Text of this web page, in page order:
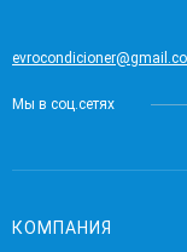
Мы в соц.сетях
КОМПАНИЯ